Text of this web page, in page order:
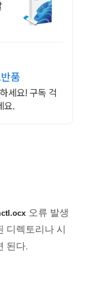
품
세요! 구독 걱
요.
오류 발생
디렉토리나 시
된다.